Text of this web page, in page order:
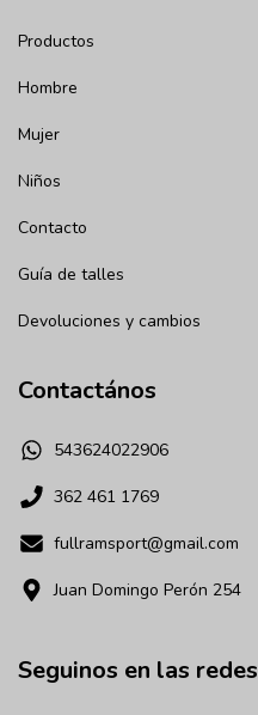
Productos
Hombre
Mujer
Niños
Contacto
Guía de talles
Devoluciones y cambios
Contactános
543624022906
362 461 1769
fullramsport@gmail.com
Juan Domingo Perón 254
Seguinos en las redes